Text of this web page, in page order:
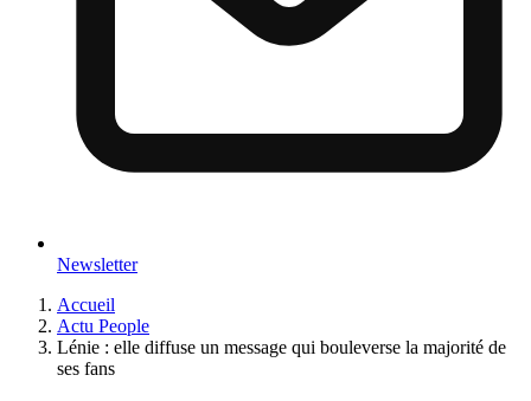
Newsletter
Accueil
Actu People
Lénie : elle diffuse un message qui bouleverse la majorité de
ses fans